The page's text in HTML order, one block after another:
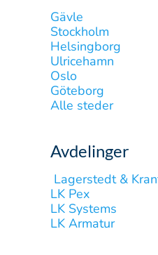
Gävle
Stockholm
Helsingborg
Ulricehamn
Oslo
Göteborg
Alle steder
Avdelinger
Lagerstedt &
LK Pex
LK Systems
LK Armatur